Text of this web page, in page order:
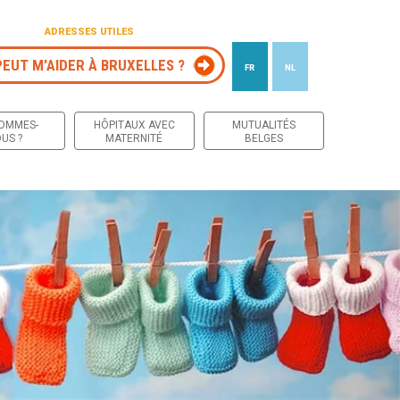
ADRESSES UTILES
M’AIDER À BRUXELLES ? FR NL
?
HÔPITAUX AVEC
MATERNITÉ
MUTUALITÉS
BELGES